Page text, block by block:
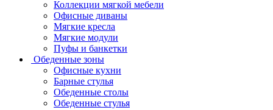
Коллекции мягкой мебели
Офисные диваны
Мягкие кресла
Мягкие модули
Пуфы и банкетки
Обеденные зоны
Офисные кухни
Барные стулья
Обеденные столы
Обеденные стулья